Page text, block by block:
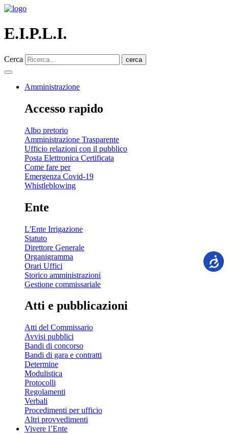
E.I.P.L.I.
Cerca cerca
Amministrazione
Accesso rapido
Albo pretorio
Amministrazione Trasparente
Ufficio relazioni con il pubblico
Posta Elettronica Certificata
Come fare per
Emergenza Covid-19
Whistleblowing
Ente
L'Ente Irrigazione
Statuto
Direttore Generale
Organigramma
Orari Uffici
Storico amministrazioni
Gestione commissariale
Atti e pubblicazioni
Atti del Commissario
Avvisi pubblici
Bandi di concorso
Bandi di gara e contratti
Determine
Modulistica
Protocolli
Regolamenti
Verbali
Procedimenti per ufficio
Altri provvedimenti
Vivere l’Ente